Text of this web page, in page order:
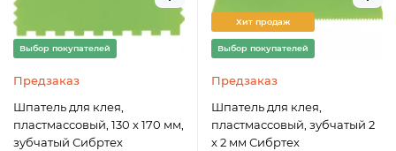
Выбор покупателей
Предзаказ
Шпатель для клея,
пластмассовый, 130 х 170 мм,
зубчатый Сибртех
Хит продаж
Выбор покупателей
Предзаказ
Шпатель для клея,
пластмассовый, зубчатый 2
х 2 мм Сибртех